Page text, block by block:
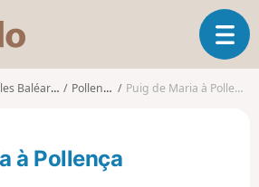
s
o
d
O
u
v
Baléares Pollença Puig de Maria à Pollença
à Pollença